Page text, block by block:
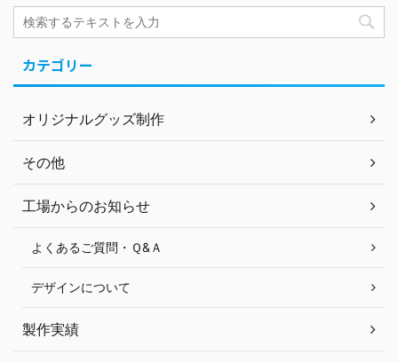
カテゴリー
オリジナルグッズ制作
その他
工場からのお知らせ
よくあるご質問・Ｑ&Ａ
デザインについて
製作実績